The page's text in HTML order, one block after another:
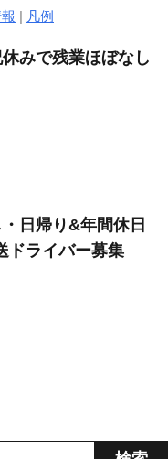
| 凡例
みで残業ほぼなし
日帰り&年間休日
ドライバー募集